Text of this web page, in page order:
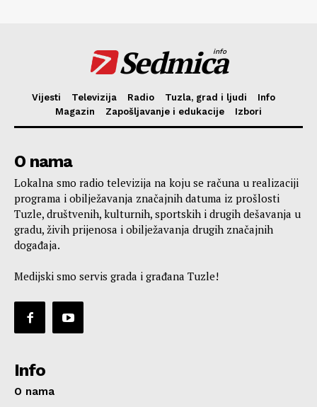
Sedmica
info
Vijesti Televizija Radio Tuzla, grad i ljudi
Info
Magazin
Zapošljavanje i edukacije Izbori
O nama
Lokalna smo radio televizija na koju se računa u realizaciji
programa i obilježavanja značajnih datuma iz prošlosti
Tuzle, društvenih, kulturnih, sportskih i drugih dešavanja u
gradu, živih prijenosa i obilježavanja drugih značajnih
događaja.
Medijski smo servis grada i građana Tuzle!
Info
O nama